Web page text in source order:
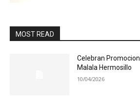
MOST READ
Celebran
Malala Hermosillo
10/04/2026